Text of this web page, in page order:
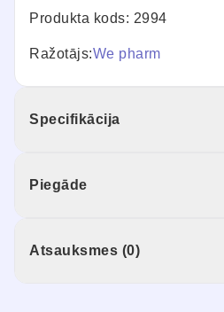
Produkta kods: 2994
Ražotājs:We pharm
Specifikācija
Piegāde
Atsauksmes (0)